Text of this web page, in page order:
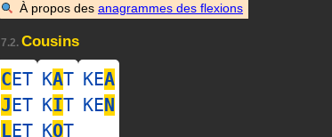
À propos des anagrammes des flexions
7.2. Cousins
CET
JET
LET
KAT
KIT
KOT
KEA
KEN